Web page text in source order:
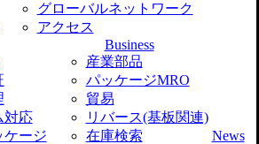
グローバルネットワーク
アクセス
対応
ケージ
Business
産業部品
パッケージMRO
貿易
リバース(基板関連)
在庫検索
News